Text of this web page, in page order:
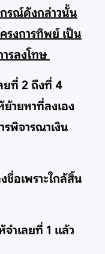
กรณ์ดังกล่าวนั้น
รงการทิพย์ เป็น
รลงโทษ
ยที่ 2 ถึงที่ 4
ย้ายหาที่ลงเอง
รพิจารณาเงิน
ชื่อเพราะใกล้สิ้น
จำเลยที่ 1 แล้ว